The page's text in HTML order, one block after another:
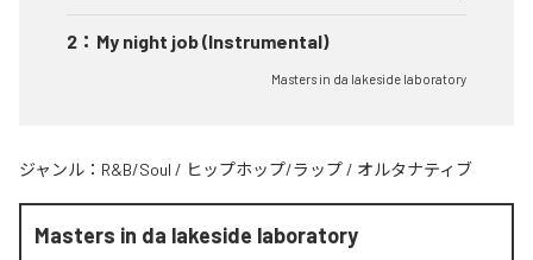
2 ： My night job (Instrumental)
Masters in da lakeside laboratory
ジャンル： R&B/Soul / ヒップホップ/ラップ / オルタナティブ
Masters in da lakeside laboratory